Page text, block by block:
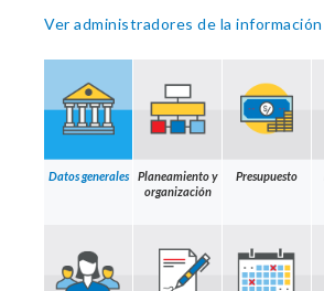
Ver administradores de la información
Datos generales
Planeamiento y
organización
Presupuesto